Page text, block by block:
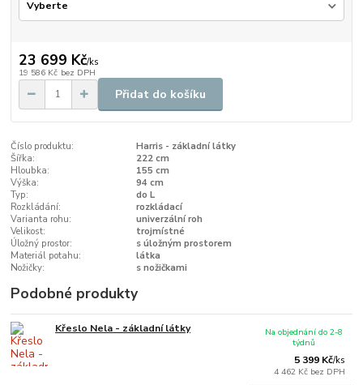
23 699 Kč/ks
19 586 Kč bez DPH
Přidat do košíku
Číslo produktu:
Harris - základní látky
Šířka:
222 cm
Hloubka:
155 cm
Výška:
94 cm
Typ:
do L
Rozkládání:
rozkládací
Varianta rohu:
univerzální roh
Velikost:
trojmístné
Úložný prostor:
s úložným prostorem
Materiál potahu:
látka
Nožičky:
s nožičkami
Podobné produkty
Křeslo Nela - základní látky
5 399 Kč/ks
4 462 Kč bez DPH
Na objednání do 2-8
týdnů